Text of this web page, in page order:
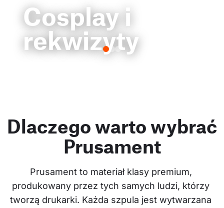
Cosplay i
rekwizyty
Dlaczego warto wybrać
Prusament
Prusament to materiał klasy premium,
produkowany przez tych samych ludzi, którzy
tworzą drukarki. Każda szpula jest wytwarzana